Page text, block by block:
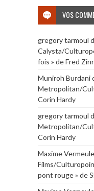
VOS
gregory tarmoul
Calysta/
fois » de Fred
Muniroh Burdani
Metropolitan/
Corin Hardy
gregory tarmoul
Metropolitan/
Corin Hardy
Maxime
Films/
pont rouge » de